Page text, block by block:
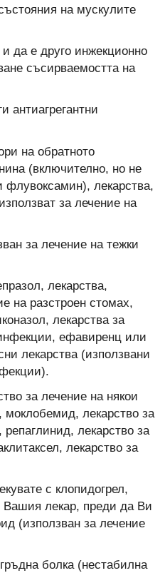
на мускулите
да е друго инжекционно
съсирваемостта на
антиагрегантни
на обратното
(включително, но не
лекарства,
за лечение на
за лечение на тежки
лекарства,
на разстроен стомах,
лекарства за
ефавиренц или
лекарства (използвани
за лечение на някои
лекарство за
лекарство за
лекарство за
с клопидогрел,
Вашия лекар, преди да Ви
(използван за лечение
болка (нестабилна